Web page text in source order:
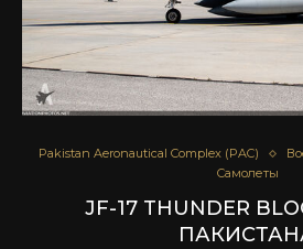
Pakistan Aeronautical Complex (PAC)
Самолеты
JF-17 THUNDER